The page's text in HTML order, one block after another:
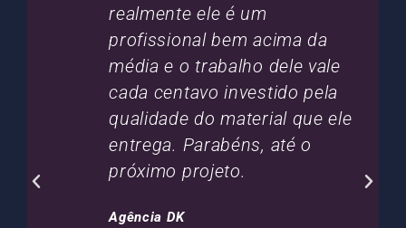
realmente ele é um
profissional bem acima da
média e o trabalho dele vale
cada centavo investido pela
qualidade do material que ele
entrega. Parabéns, até o
próximo projeto.
Agência DK